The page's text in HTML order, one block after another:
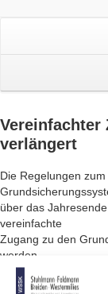
Vereinfachter
verlängert
Die Regelungen
über das
vereinfachte
Zugang zu den
werden
z. B. Wohn- und